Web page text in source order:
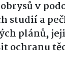
v
studií a
plánů,
ochranu